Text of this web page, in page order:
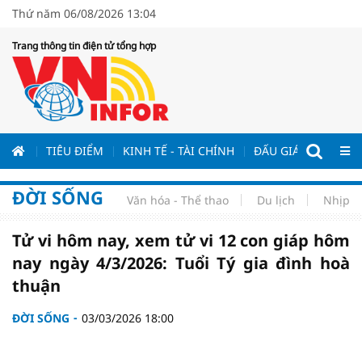
Thứ năm 06/08/2026 13:04
Trang thông tin điện tử tổng hợp
TIÊU ĐIỂM KINH TẾ - TÀI CHÍNH ĐẤU GIÁ - ĐẤU
ĐỜI SỐNG Văn hóa - Thể thao Du lịch Nhịp
Tử vi hôm nay, xem tử vi 12 con giáp hôm
nay ngày 4/3/2026: Tuổi Tý gia đình hoà
thuận
ĐỜI SỐNG 03/03/2026 18:00